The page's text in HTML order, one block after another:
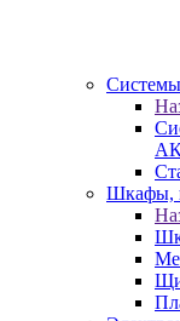
Шкафы,